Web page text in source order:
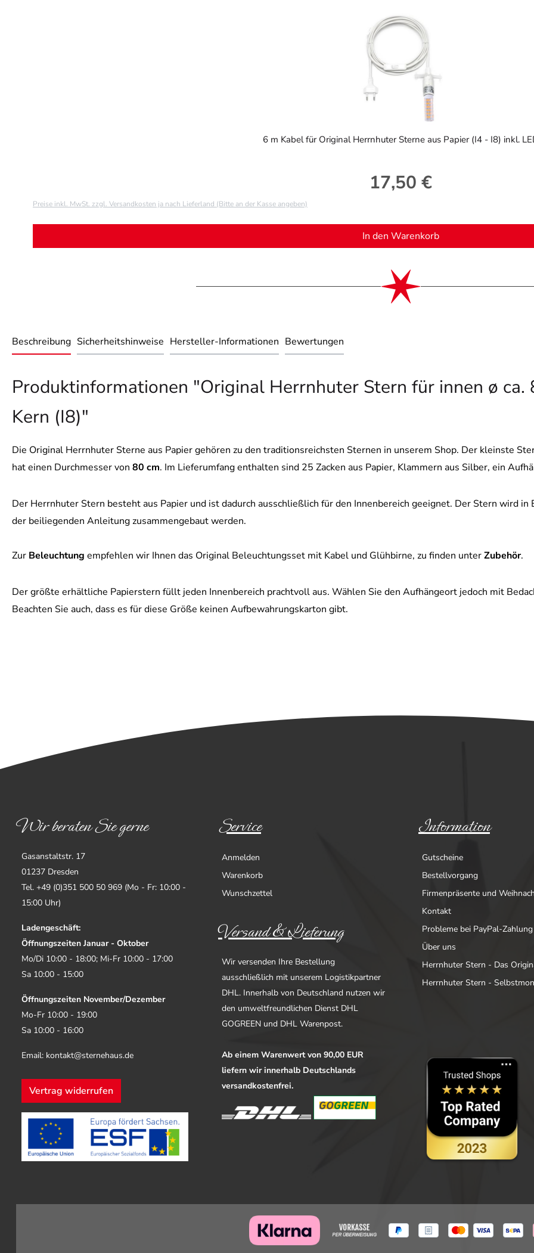
6 m Kabel für Original Herrnhuter Sterne aus Papier (I4 - I8) inkl.
Regulärer Preis:
17,50 €
Preise inkl. MwSt. zzgl. Versandkosten ja nach Lieferland (Bitte an der Kasse angeben)
In den Warenkorb
Beschreibung Sicherheitshinweise Hersteller-Informationen Bewertungen
Produktinformationen "Original Herrnhuter Stern für innen ø
Kern (I8)"
Die Original Herrnhuter Sterne aus Papier gehören zu den traditionsreichsten Sternen in unserem Shop. Der kleinste
hat einen Durchmesser von 80 cm. Im Lieferumfang enthalten sind 25 Zacken aus Papier, Klammern aus Silber, ein
Der Herrnhuter Stern besteht aus Papier und ist dadurch ausschließlich für den Innenbereich geeignet. Der Stern wird
der beiliegenden Anleitung zusammengebaut werden.
Zur Beleuchtung empfehlen wir Ihnen das Original Beleuchtungsset mit Kabel und Glühbirne, zu finden unterZubehör.
Der größte erhältliche Papierstern füllt jeden Innenbereich prachtvoll aus. Wählen Sie den Aufhängeort jedoch mit
Beachten Sie auch, dass es für diese Größe keinen Aufbewahrungskarton gibt.
Wir beraten Sie gerne
Gasanstaltstr. 17
01237 Dresden
Tel. +49 (0)351 500 50 969 (Mo - Fr: 10:00 -
15:00 Uhr)
Ladengeschäft:
Öffnungszeiten Januar - Oktober
Mo/Di 10:00 - 18:00; Mi-Fr 10:00 - 17:00
Sa 10:00 - 15:00
Öffnungszeiten November/Dezember
Mo-Fr 10:00 - 19:00
Sa 10:00 - 16:00
Email: kontakt@sternehaus.de
Vertrag widerrufen
Service
Anmelden
Warenkorb
Wunschzettel
Information
Gutscheine
Bestellvorgang
Firmenpräsente und
Kontakt
Probleme bei PayPal-
Über uns
Herrnhuter Stern - Das
Herrnhuter Stern -
Versand & Lieferung
Wir versenden Ihre Bestellung
ausschließlich mit unserem Logistikpartner
DHL. Innerhalb von Deutschland nutzen wir
den umweltfreundlichen Dienst DHL
GOGREEN und DHL Warenpost.
Ab einem Warenwert von 90,00 EUR
liefern wir innerhalb Deutschlands
versandkostenfrei.